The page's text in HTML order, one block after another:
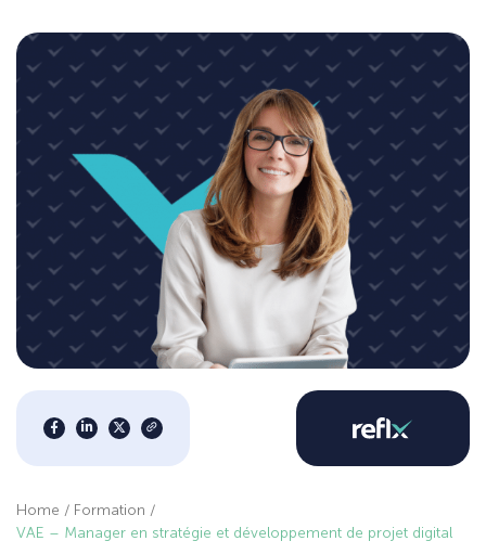
Home / Formation /
VAE – Manager en stratégie et développement de projet digital